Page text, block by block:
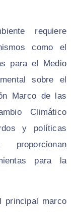
requiere
como el
para el Medio
sobre el
Marco de las
Climático
y políticas
para la
principal marco